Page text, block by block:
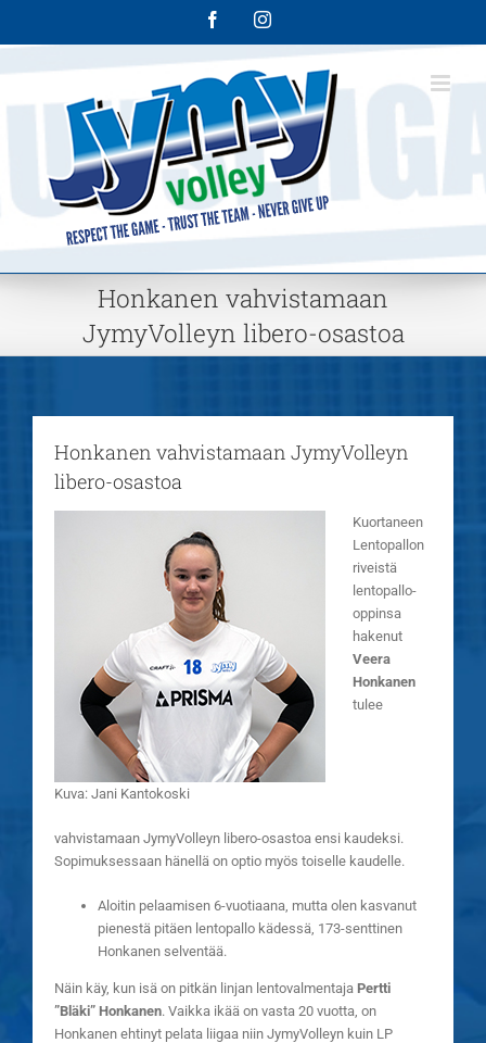
FacebookInstagram
Honkanen vahvistamaan
JymyVolleyn libero-osastoa
Honkanen vahvistamaan JymyVolleyn
libero-osastoa
Kuva: Jani Kantokoski
Kuortaneen
Lentopallon
riveistä
lentopallo-
oppinsa
hakenut
Veera
Honkanen
tulee
vahvistamaan JymyVolleyn libero-osastoa ensi kaudeksi.
Sopimuksessaan hänellä on optio myös toiselle kaudelle.
Aloitin pelaamisen 6-vuotiaana, mutta olen kasvanut
pienestä pitäen lentopallo kädessä, 173-senttinen
Honkanen selventää.
Näin käy, kun isä on pitkän linjan lentovalmentaja Pertti
”Bläki” Honkanen. Vaikka ikää on vasta 20 vuotta, on
Honkanen ehtinyt pelata liigaa niin JymyVolleyn kuin LP